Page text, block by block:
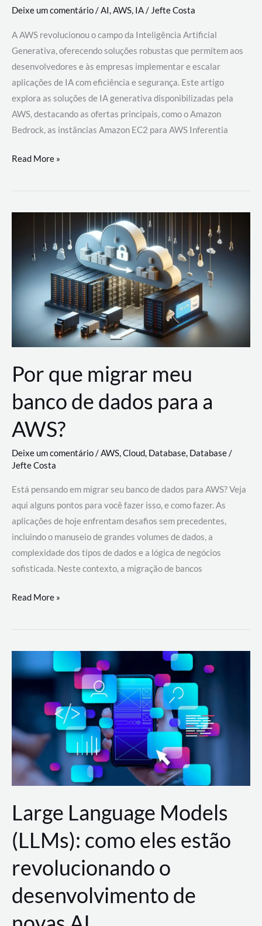
Deixe um comentário/AI,AWS, IA/Jefte Costa
A AWS revolucionou o campo da Inteligência Artificial
Generativa, oferecendo soluções robustas que permitem aos
desenvolvedores e às empresas implementar e escalar
aplicações de IA com eficiência e segurança. Este artigo
explora as soluções de IA generativa disponibilizadas pela
AWS, destacando as ofertas principais, como o Amazon
Bedrock, as instâncias Amazon EC2 para AWS Inferentia
Utilizando
Soluções
AWS
Read More »
Por que migrar meu
banco de dados para a
AWS?
Deixe um comentário/AWS,Cloud, Database, Database/
Jefte Costa
Está pensando em migrar seu banco de dados para AWS? Veja
aqui alguns pontos para você fazer isso, e como fazer. As
aplicações de hoje enfrentam desafios sem precedentes,
incluindo o manuseio de grandes volumes de dados, a
complexidade dos tipos de dados e a lógica de negócios
sofisticada. Neste contexto, a migração de bancos
Por
migrar
de
a
AWS?
Read More »
Large Language Models
(LLMs): como eles estão
revolucionando o
desenvolvimento de